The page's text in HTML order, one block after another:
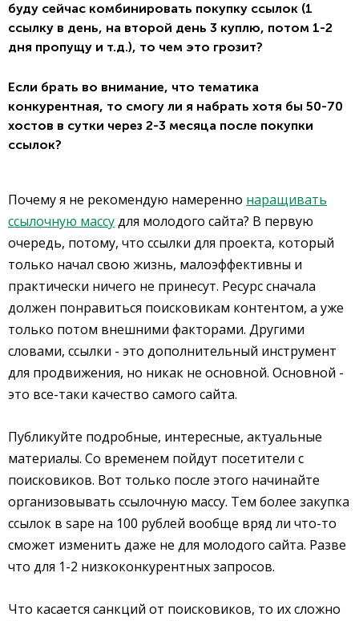
буду сейчас комбинировать покупку ссылок (1
ссылку в день, на второй день 3 куплю, потом 1-2
дня пропущу и т.д.), то чем это грозит?
Если брать во внимание, что тематика
конкурентная, то смогу ли я набрать хотя бы 50-70
хостов в сутки через 2-3 месяца после покупки
ссылок?
Почему я не рекомендую намеренно наращивать
ссылочную массудля молодого сайта? В первую
очередь, потому, что ссылки для проекта, который
только начал свою жизнь, малоэффективны и
практически ничего не принесут. Ресурс сначала
должен понравиться поисковикам контентом, а уже
только потом внешними факторами. Другими
словами, ссылки - это дополнительный инструмент
для продвижения, но никак не основной. Основной -
это все-таки качество самого сайта.
Публикуйте подробные, интересные, актуальные
материалы. Со временем пойдут посетители с
поисковиков. Вот только после этого начинайте
организовывать ссылочную массу. Тем более закупка
ссылок в sape на 100 рублей вообще вряд ли что-то
сможет изменить даже не для молодого сайта. Разве
что для 1-2 низкоконкурентных запросов.
Что касается санкций от поисковиков, то их сложно